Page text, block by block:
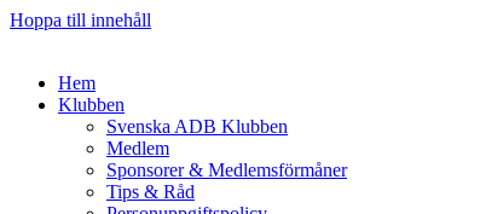
Hoppa till innehåll
Hem
Klubben
Svenska ADB Klubben
Medlem
Sponsorer & Medlemsförmåner
Tips & Råd